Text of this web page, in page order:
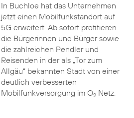
In Buchloe hat das Unternehmen
jetzt einen Mobilfunkstandort auf
5G erweitert. Ab sofort profitieren
die Bürgerinnen und Bürger sowie
die zahlreichen Pendler und
Reisenden in der als „Tor zum
Allgäu“ bekannten Stadt von einer
deutlich verbesserten
Mobilfunkversorgung im O2Netz.